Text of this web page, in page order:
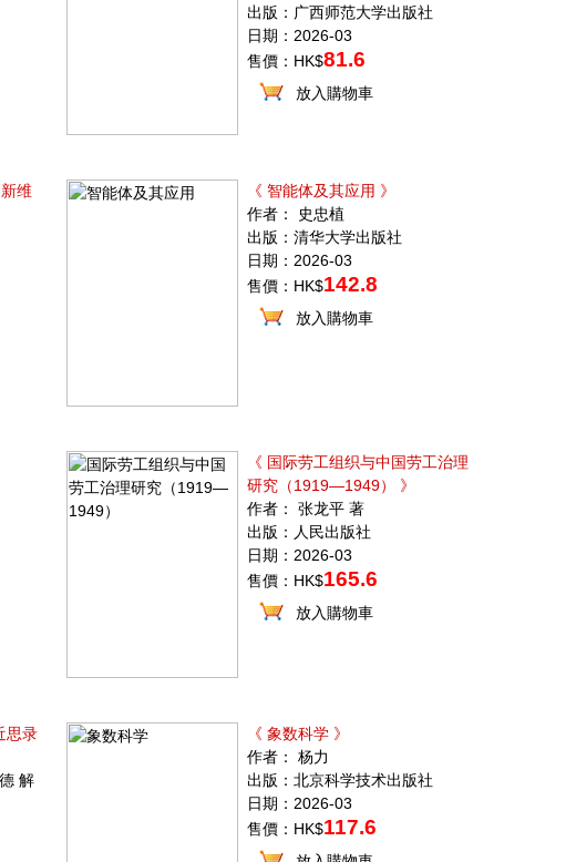
出版：广西师范大学出版社
日期：2026-03
售價：HK$81.6
放入購物車
维
《 智能体及其应用 》
作者： 史忠植
出版：清华大学出版社
日期：2026-03
售價：HK$142.8
放入購物車
《 国际劳工组织与中国劳工治理
研究（1919—1949） 》
作者： 张龙平 著
出版：人民出版社
日期：2026-03
售價：HK$165.6
放入購物車
思录
解
《 象数科学 》
作者： 杨力
出版：北京科学技术出版社
日期：2026-03
售價：HK$117.6